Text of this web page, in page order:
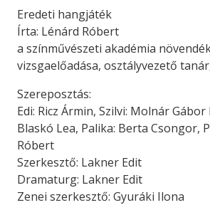
Eredeti hangjáték
Írta: Lénárd Róbert
a színművészeti akadémia
vizsgaelőadása, osztályvezető
Szereposztás:
Edi: Ricz Ármin, Szilvi: Molnár
Blaskó Lea, Palika: Berta Csongor,
Róbert
Szerkesztő: Lakner Edit
Dramaturg: Lakner Edit
Zenei szerkesztő: Gyuráki Ilona